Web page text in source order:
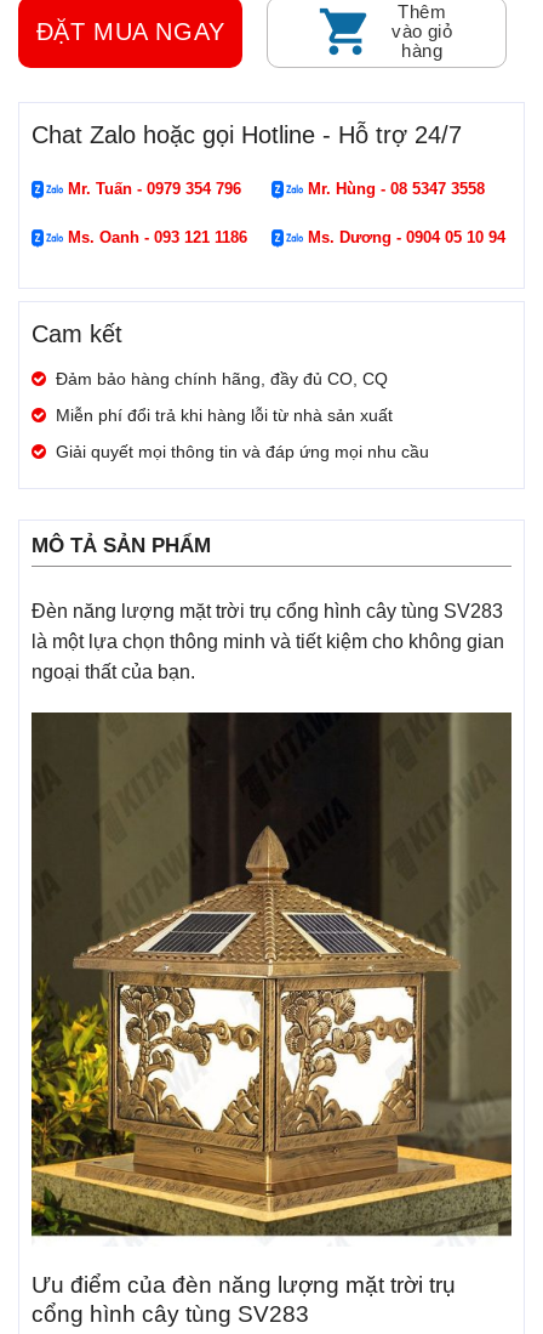
ĐẶT MUA NGAY
Thêm
vào giỏ
hàng
Chat Zalo hoặc gọi Hotline - Hỗ trợ 24/7
Mr. Tuấn - 0979 354 796 Mr. Hùng - 08 5347 3558
Ms. Oanh - 093 121 1186 Ms. Dương - 0904 05 10 94
Cam kết
Đảm bảo hàng chính hãng, đầy đủ CO, CQ
Miễn phí đổi trả khi hàng lỗi từ nhà sản xuất
Giải quyết mọi thông tin và đáp ứng mọi nhu cầu
MÔ TẢ SẢN PHẨM
Đèn năng lượng mặt trời trụ cổng hình cây tùng SV283
là một lựa chọn thông minh và tiết kiệm cho không gian
ngoại thất của bạn.
Ưu điểm của đèn năng lượng mặt trời trụ
cổng hình cây tùng SV283